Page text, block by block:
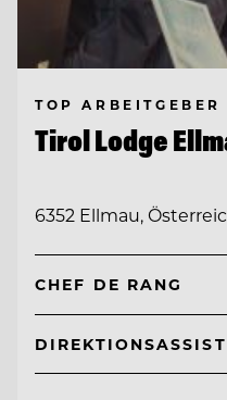
TOP ARBEITGEBER
Tirol Lodge
6352 Ellmau,
CHEF DE RANG